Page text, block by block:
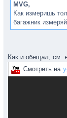
MVG,
Как измеришь
багажник
Как и обещал, см.
Смотреть на